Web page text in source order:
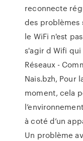
reconnecte
des problèmes
le WiFi n'est
s'agir d Wifi
Réseaux -
Nais.bzh, Pour
moment, cela
à coté d’un
Un problème